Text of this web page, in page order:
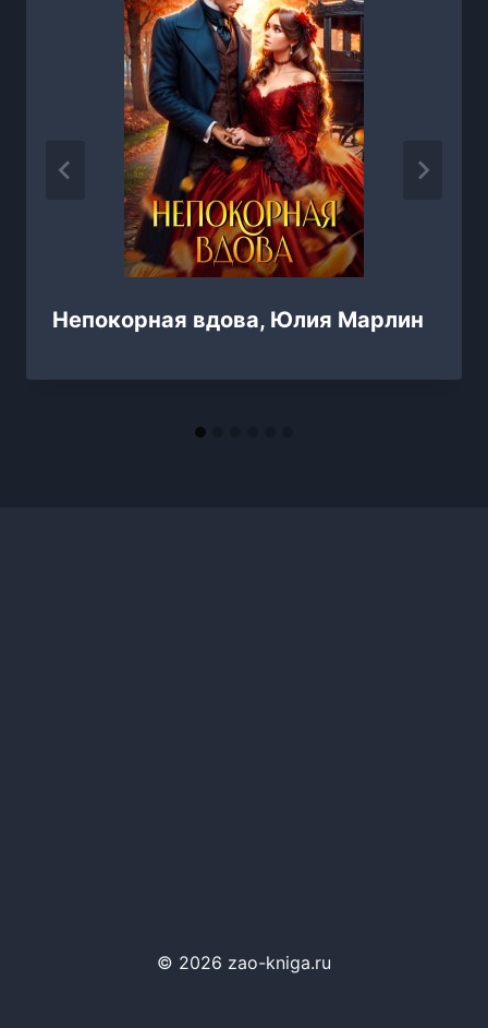
Непокорная вдова, Юлия Марлин
© 2026 zao-kniga.ru